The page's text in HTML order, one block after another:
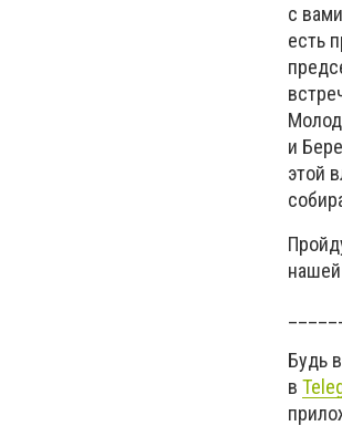
с
есть
и
этой
Будь
в